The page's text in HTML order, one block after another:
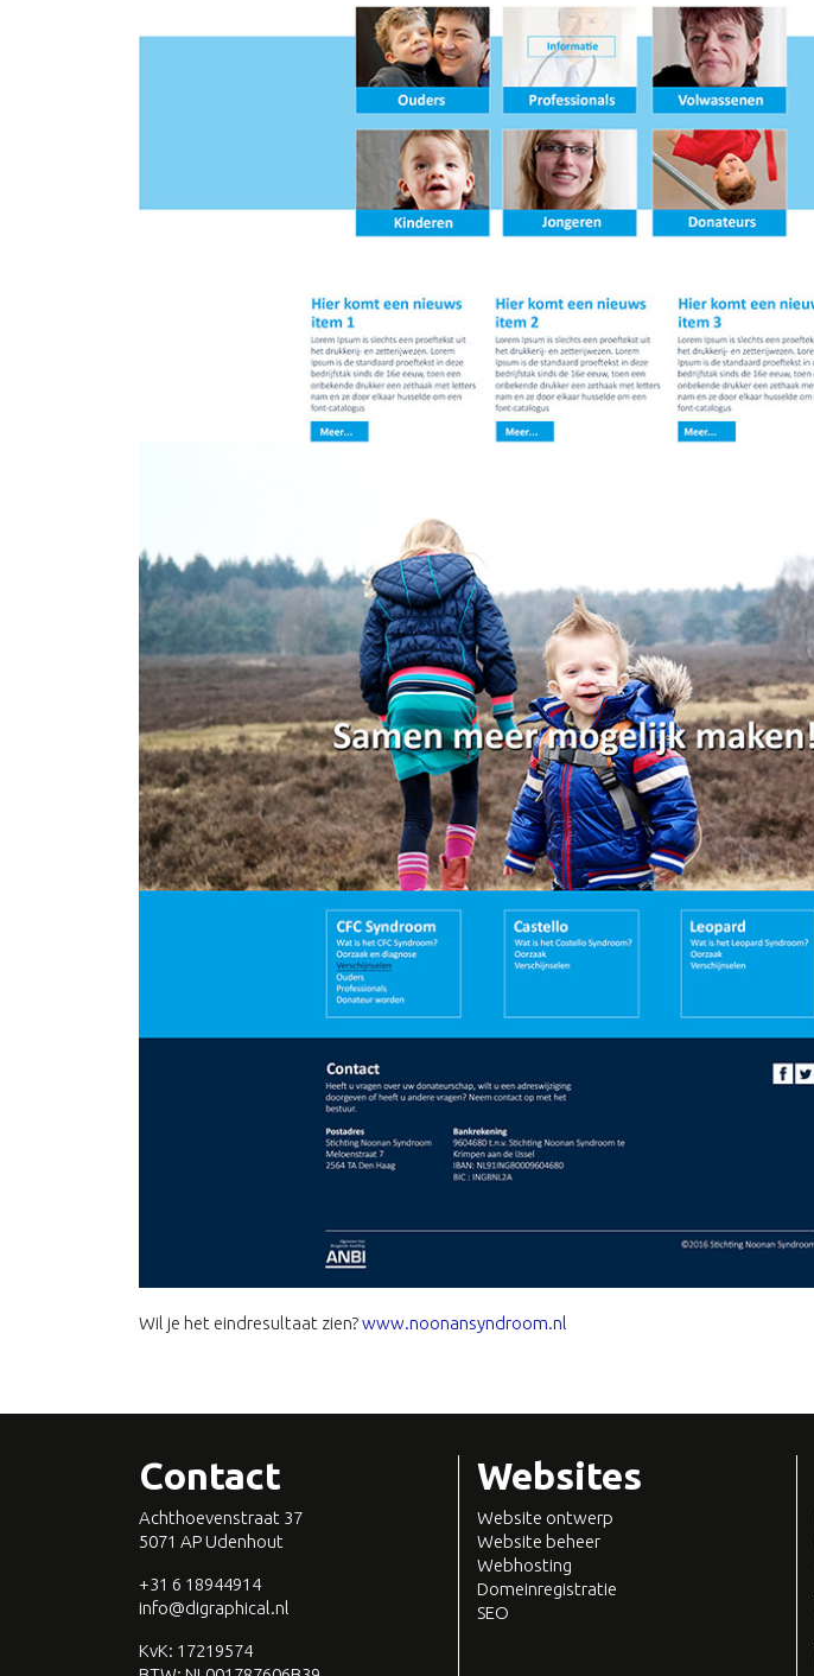
Wil je het eindresultaat zien?www.noonansyndroom.nl
Contact
Achthoevenstraat 37
5071 AP Udenhout
+31 6 18944914
info@digraphical.nl
KvK: 17219574
Websites
Website ontwerp
Website beheer
Webhosting
Domeinregistratie
SEO